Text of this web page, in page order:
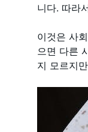
니다. 따라
이것은 사
으면 다른
지 모르지